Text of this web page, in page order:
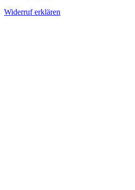
Widerruf erklären